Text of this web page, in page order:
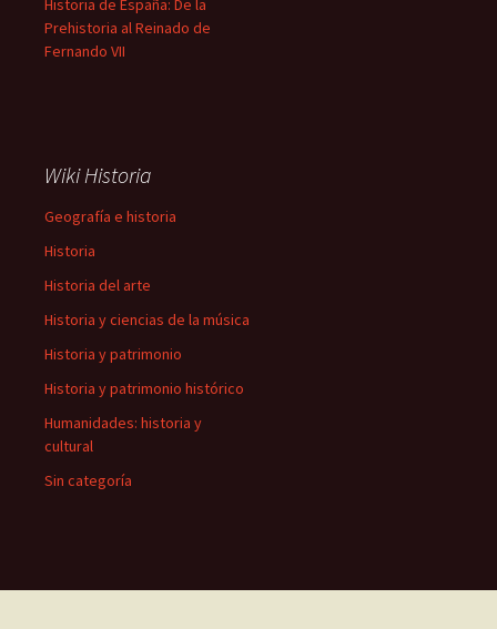
Historia de España: De la
Prehistoria al Reinado de
Fernando VII
Wiki Historia
Geografía e historia
Historia
Historia del arte
Historia y ciencias de la música
Historia y patrimonio
Historia y patrimonio histórico
Humanidades: historia y
cultural
Sin categoría